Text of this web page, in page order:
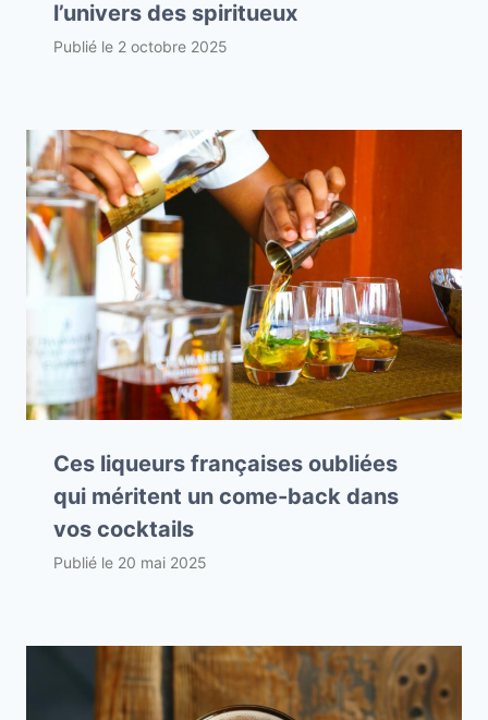
l’univers des spiritueux
Publié le 2 octobre 2025
Ces liqueurs françaises oubliées
qui méritent un come-back dans
vos cocktails
Publié le 20 mai 2025